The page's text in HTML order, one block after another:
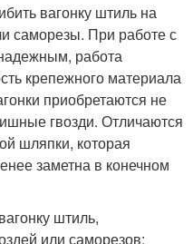
вагонку штиль на
саморезы. При работе с
работа
крепежного материала
приобретаются не
гвозди. Отличаются
шляпки, которая
заметна в конечном
штиль,
или саморезов: